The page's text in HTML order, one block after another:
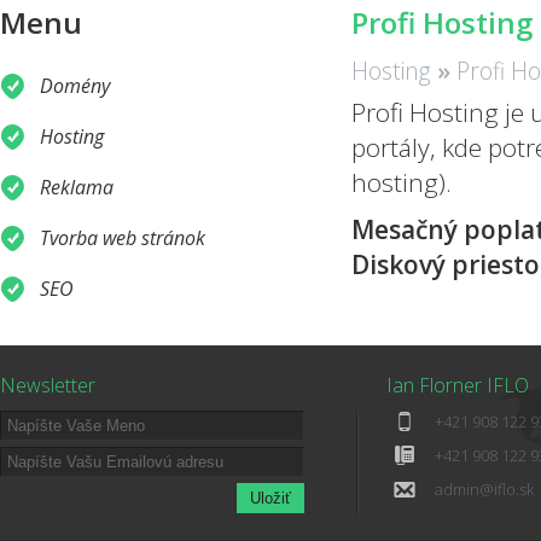
Menu
Domény
Hosting
Reklama
Tvorba web stránok
SEO
Profi Hosting
Hosting » Profi
Profi Hosting je
portály, kde
hosting).
Mesačný
Diskový
Newsletter Ian Florner IFLO
+421 908 122
+421 908 122
admin@iflo.sk